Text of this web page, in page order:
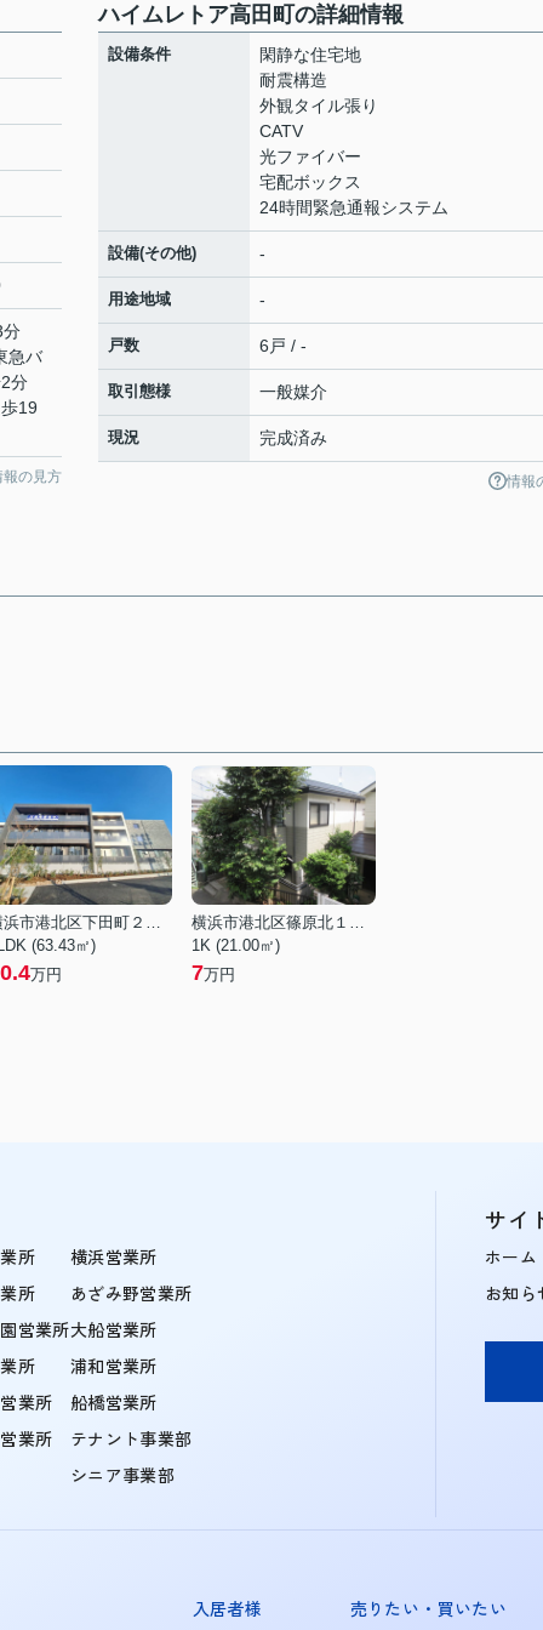
分
急バ
分
19
報の見方
ハイムレトア高田町の詳細情報
設備条件
閑静な住宅地
耐震構造
外観タイル張り
CATV
光ファイバー
宅配ボックス
24時間緊急通報システム
設備(その他) -
用途地域 -
戸数 6戸 / -
取引態様 一般媒介
現況 完成済み
情報
横浜市港北区下田町２丁目
(63.43㎡)
万円
横浜市港北区篠原北１丁目
1K (21.00㎡)
7万円
所
所
営業所
所
業所
業所
横浜営業所
あざみ野営業所
大船営業所
浦和営業所
船橋営業所
テナント事業部
シニア事業部
サイ
ホーム
お知ら
入居者様
売りたい・買いたい